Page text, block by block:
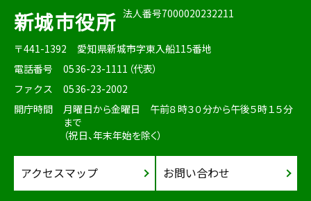
新城市役所 法人番号7000020232211
〒441-1392
愛知県新城市字東入船115番地
電話番号
0536-23-1111（代表）
ファクス
0536-23-2002
開庁時間
月曜日から金曜日 午前８時３０分から午後５時１５分
まで
（祝日、年末年始を除く）
アクセスマップ お問い合わせ